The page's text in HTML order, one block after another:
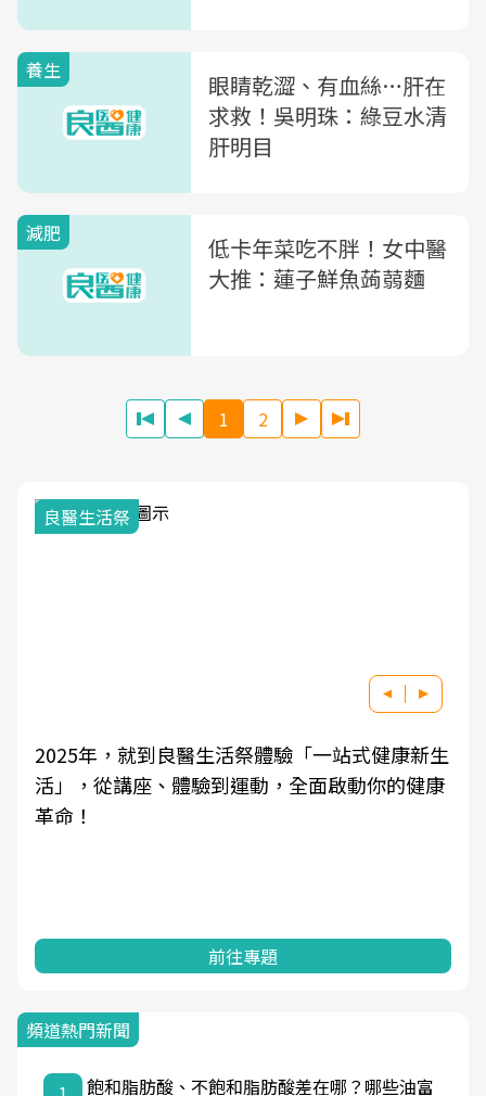
養生
眼睛乾澀、有血絲…肝在
求救！吳明珠：綠豆水清
肝明目
減肥
低卡年菜吃不胖！女中醫
大推：蓮子鮮魚蒟蒻麵
1 2
我與健康韌性的距離
良醫健康網從「換季的身體變化」出發，透過醫
學觀點與日常感受的對話，建立對亞健康的認
知，進而引導實際的改善行動。
前往專題
頻道熱門新聞
飽和脂肪酸、不飽和脂肪酸差在哪？哪些油富